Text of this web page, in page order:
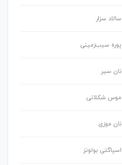
سالاد سزار
پوره سیب‌زمینی
نان سیر
موس شکلاتی
نان موزی
اسپاگتی بولونز